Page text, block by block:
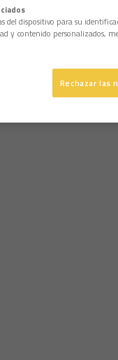
del dispositivo para su
y contenido personalizados,
Rechazar las